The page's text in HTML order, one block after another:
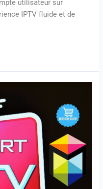
utilisateur sur
IPTV fluide et de